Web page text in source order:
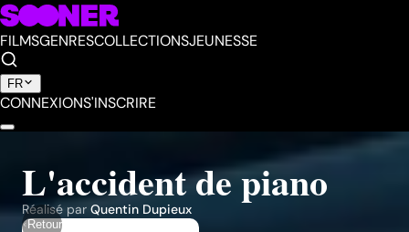
FILMSGENRESCOLLECTIONSJEUNESSE
FR
CONNEXIONS'INSCRIRE
Retour
L'accident de piano
Réalisé par Quentin Dupieux